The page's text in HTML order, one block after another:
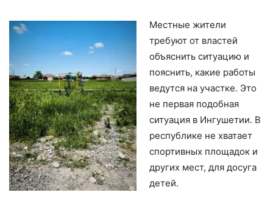
Местные жители
требуют от властей
объяснить ситуацию и
пояснить, какие работы
ведутся на участке. Это
не первая подобная
ситуация в Ингушетии. В
республике не хватает
спортивных площадок и
других мест, для досуга
детей.